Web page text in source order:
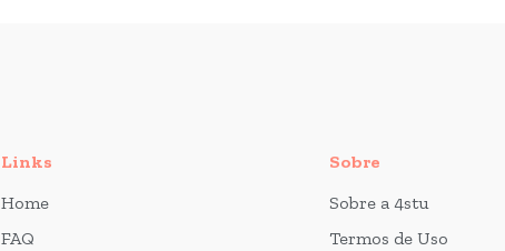
Links
Home
FAQ
Sobre
Sobre a 4stu
Termos de Uso